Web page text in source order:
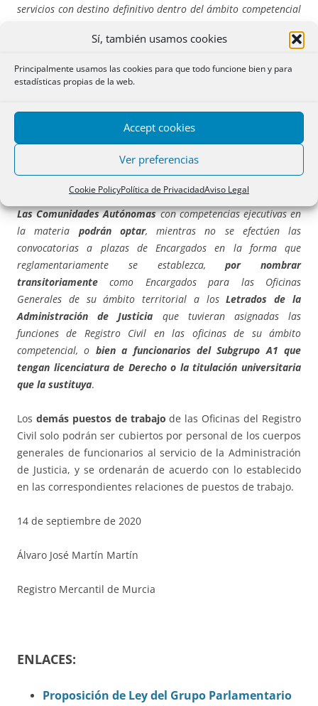
Sí, también usamos cookies
Principalmente usamos las cookies para que todo funcione bien y para
estadísticas propias de la web.
Accept cookies
Ver preferencias
Cookie PolicyPolítica de PrivacidadAviso Legal
servicios con destino definitivo dentro del ámbito competencial
en los Registros Civiles Exclusivos allá donde los hubiere, o
funciones de Registro Civil en las oficinas judiciales con
funciones de Encargados del Registro Civil,
compatibilizándolas con las propias del cargo de Letrado de la
Administración de Justicia de la oficina judicial a la que
hubiere estado adscrito el Registro Civil a la entrada en vigor
de esta Ley.
Las Comunidades Autónomascon competencias ejecutivas en
la materia podrán optar, mientras no se efectúen las
convocatorias a plazas de Encargados en la forma que
reglamentariamente se establezca,por nombrar
transitoriamente como Encargados para las Oficinas
Generales de su ámbito territorial a losLetrados de la
Administración de Justicia que tuvieran asignadas las
funciones de Registro Civil en las oficinas de su ámbito
competencial, o bien a funcionarios del Subgrupo A1 que
tengan licenciatura de Derecho o la titulación universitaria
que la sustituya.
Los demás puestos de trabajo de las Oficinas del Registro
Civil solo podrán ser cubiertos por personal de los cuerpos
generales de funcionarios al servicio de la Administración
de Justicia, y se ordenarán de acuerdo con lo establecido
en las correspondientes relaciones de puestos de trabajo.
14 de septiembre de 2020
Álvaro José Martín Martín
Registro Mercantil de Murcia
ENLACES:
Proposición de Ley del Grupo Parlamentario